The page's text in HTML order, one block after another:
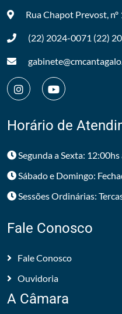
Rua Chapot Prevost,
(22) 2024-0071 (22)
Horário de
Segunda a Sexta:
Sábado e Domingo:
Sessões Ordinárias:
Fale Conosco
Fale Conosco
Ouvidoria
A Câmara